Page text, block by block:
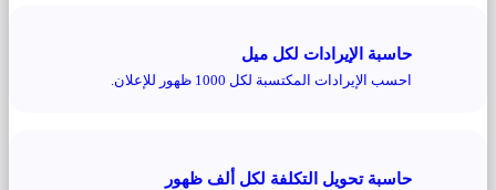
حاسبة الإيرادات لكل ميل
احسب الإيرادات المكتسبة لكل 1000 ظهور للإعلان.
حاسبة تحويل التكلفة لكل ألف ظهور